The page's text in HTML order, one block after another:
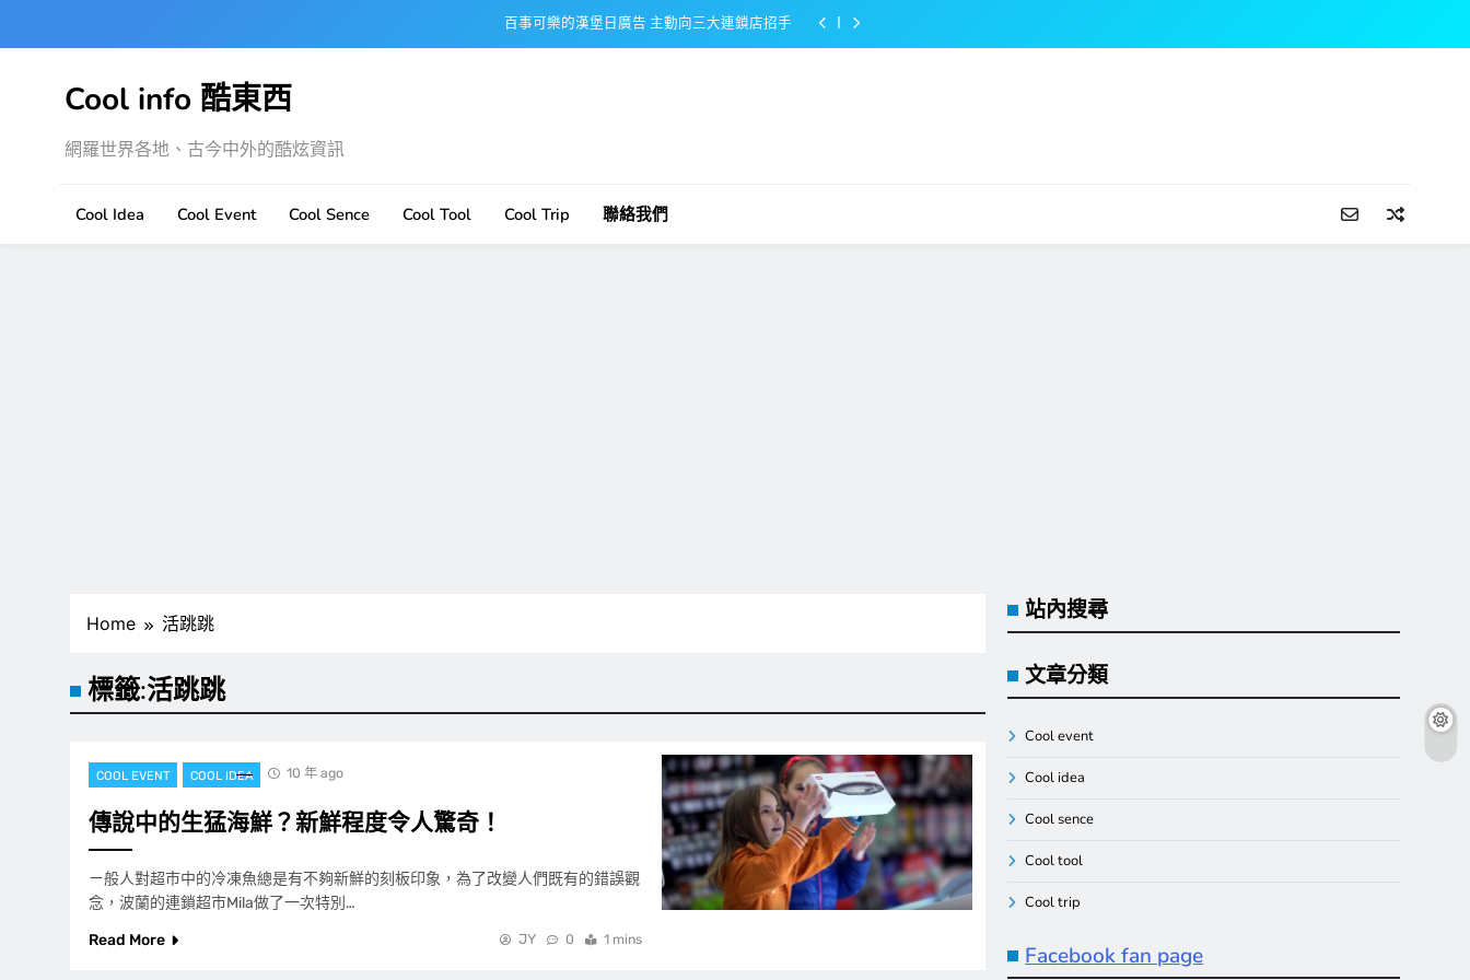
百事可樂的漢堡日廣告 主動向三大連鎖店招手
百事可樂的漢堡日廣告 主動向三大連鎖店招手
Cool info 酷東西
網羅世界各地、古今中外的酷炫資訊
Cool Idea Cool Event Cool Sence Cool Tool Cool Trip 聯絡我們
Home 活跳跳
標籤:活跳跳
COOL EVENT COOL IDEA 10 年 ago
傳說中的生猛海鮮？新鮮程度令人驚奇！
ㄧ般人對超市中的冷凍魚總是有不夠新鮮的刻板印象，為了改變人們既有的錯誤觀
念，波蘭的連鎖超市Mila做了一次特別…
Read More
JY 0 1 mins
站內搜尋
文章分類
Cool event
Cool idea
Cool sence
Cool tool
Cool trip
Facebook fan page